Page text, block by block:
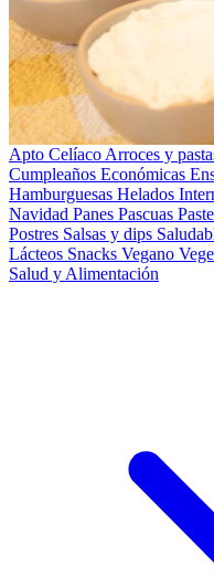
Apto Celíaco Arroces y
Cumpleaños Económicas
Hamburguesas Helados
Navidad Panes Pascuas
Postres Salsas y dips
Lácteos Snacks Vegano
Salud y Alimentación